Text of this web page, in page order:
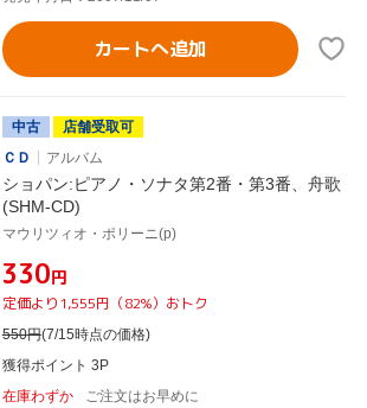
カートへ追加
中古
店舗受取可
ＣＤ
アルバム
ショパン:ピアノ・ソナタ第2番・第3番、舟歌
(SHM-CD)
マウリツィオ・ポリーニ(p)
¥330円
定価より1,555円（82%）おトク
550円(7/15時点の価格)
獲得ポイント 3P
在庫わずか
ご注文はお早めに